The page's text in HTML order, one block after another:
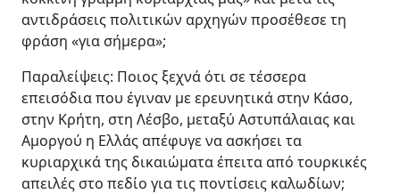
αντιδράσεις πολιτικών αρχηγών προσέθεσε τη
φράση «για σήμερα»;
Παραλείψεις: Ποιος ξεχνά ότι σε τέσσερα
επεισόδια που έγιναν με ερευνητικά στην Κάσο,
στην Κρήτη, στη Λέσβο, μεταξύ Αστυπάλαιας και
Αμοργού η Ελλάς απέφυγε να ασκήσει τα
κυριαρχικά της δικαιώματα έπειτα από τουρκικές
απειλές στο πεδίο για τις ποντίσεις καλωδίων;